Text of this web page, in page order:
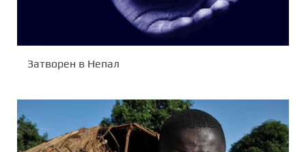
Затворен в Непал